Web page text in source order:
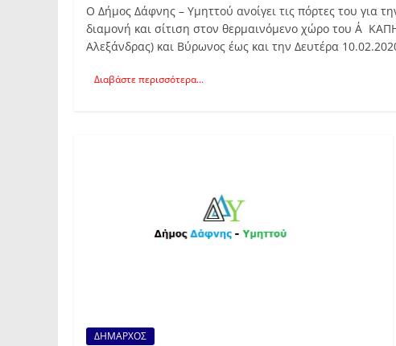
Ο Δήμος Δάφνης – Υμηττού ανοίγει τις πόρτες του
διαμονή και σίτιση στον θερμαινόμενο χώρο του
Αλεξάνδρας) και Βύρωνος έως και την Δευτέρα
Διαβάστε περισσότερα...
ΔΗΜΑΡΧΟΣ